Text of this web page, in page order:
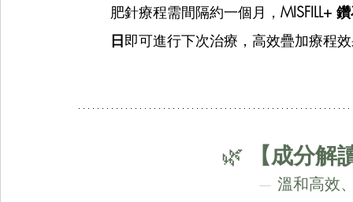
肥針療程需間隔約一個月， MISFILL+
日即可進行下次治療，高效疊加療程
🌿 【成分
— 溫和高效